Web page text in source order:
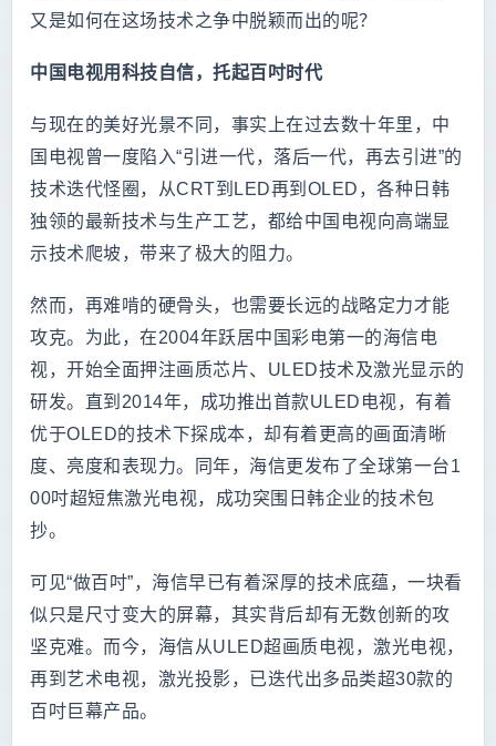
又是如何在这场技术之争中脱颖而出的呢？
中国电视用科技自信，托起百吋时代
与现在的美好光景不同，事实上在过去数十年里，中
国电视曾一度陷入“引进一代，落后一代，再去引进”的
技术迭代怪圈，从CRT到LED再到OLED，各种日韩
独领的最新技术与生产工艺，都给中国电视向高端显
示技术爬坡，带来了极大的阻力。
然而，再难啃的硬骨头，也需要长远的战略定力才能
攻克。为此，在2004年跃居中国彩电第一的海信电
视，开始全面押注画质芯片、ULED技术及激光显示的
研发。直到2014年，成功推出首款ULED电视，有着
优于OLED的技术下探成本，却有着更高的画面清晰
度、亮度和表现力。同年，海信更发布了全球第一台1
00吋超短焦激光电视，成功突围日韩企业的技术包
抄。
可见“做百吋”，海信早已有着深厚的技术底蕴，一块看
似只是尺寸变大的屏幕，其实背后却有无数创新的攻
坚克难。而今，海信从ULED超画质电视，激光电视，
再到艺术电视，激光投影，已迭代出多品类超30款的
百吋巨幕产品。